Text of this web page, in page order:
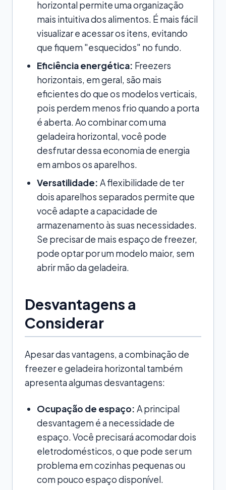
horizontal permite uma organização
mais intuitiva dos alimentos. É mais fácil
visualizar e acessar os itens, evitando
que fiquem "esquecidos" no fundo.
Eficiência energética: Freezers
horizontais, em geral, são mais
eficientes do que os modelos verticais,
pois perdem menos frio quando a porta
é aberta. Ao combinar com uma
geladeira horizontal, você pode
desfrutar dessa economia de energia
em ambos os aparelhos.
Versatilidade: A flexibilidade de ter
dois aparelhos separados permite que
você adapte a capacidade de
armazenamento às suas necessidades.
Se precisar de mais espaço de freezer,
pode optar por um modelo maior, sem
abrir mão da geladeira.
Desvantagens a
Considerar
Apesar das vantagens, a combinação de
freezer e geladeira horizontal também
apresenta algumas desvantagens:
Ocupação de espaço: A principal
desvantagem é a necessidade de
espaço. Você precisará acomodar dois
eletrodomésticos, o que pode ser um
problema em cozinhas pequenas ou
com pouco espaço disponível.